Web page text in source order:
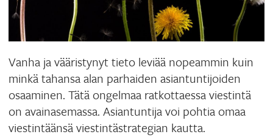
Vanha ja vääristynyt tieto leviää nopeammin kuin
minkä tahansa alan parhaiden asiantuntijoiden
osaaminen. Tätä ongelmaa ratkottaessa viestintä
on avainasemassa. Asiantuntija voi pohtia omaa
viestintäänsä viestintästrategian kautta.